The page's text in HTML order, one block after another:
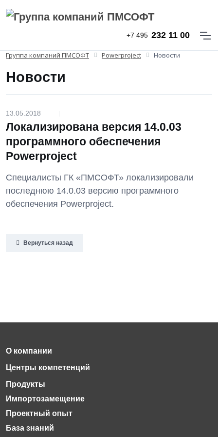
+7 495 232 11 00
Группа компаний ПМСОФТ Powerproject Новости
Новости
13.05.2018 |
Локализирована версия 14.0.03
программного обеспечения
Powerproject
Cпециалисты ГК «ПМСОФТ» локализировали
последнюю 14.0.03 версию программного
обеспечения Powerproject.
Вернуться назад
Импортозамещение
Проектный опыт
База знаний